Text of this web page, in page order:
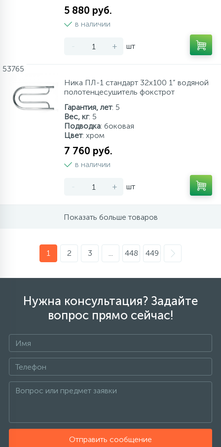
5 880 руб.
в наличии
- + шт
53765
Ника ПЛ-1 стандарт 32х100 1” водяной
полотенцесушитель фокстрот
Гарантия, лет: 5
Вес, кг: 5
Подводка: боковая
Цвет: хром
7 760 руб.
в наличии
- + шт
Показать больше товаров
1 2 3 ... 448 449
Нужна консультация? Задайте
вопрос прямо сейчас!
Отправить сообщение